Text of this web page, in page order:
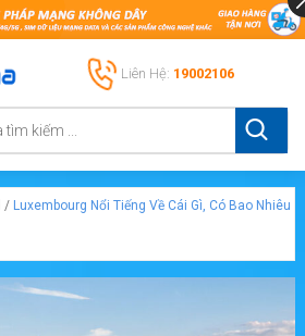
Liên Hệ: 19002106
/ Luxembourg Nổi Tiếng Về Cái Gì, Có Bao Nhiêu